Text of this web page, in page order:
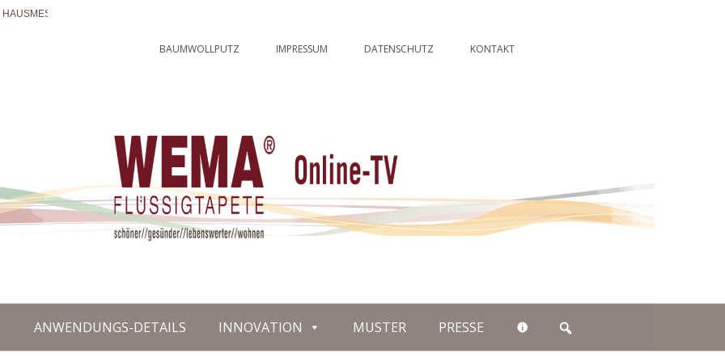
2018
BAUMWOLLPUTZ IMPRESSUM DATENSCHUTZ KONTAKT
ANWENDUNGS-DETAILS INNOVATION MUSTER PRESSE